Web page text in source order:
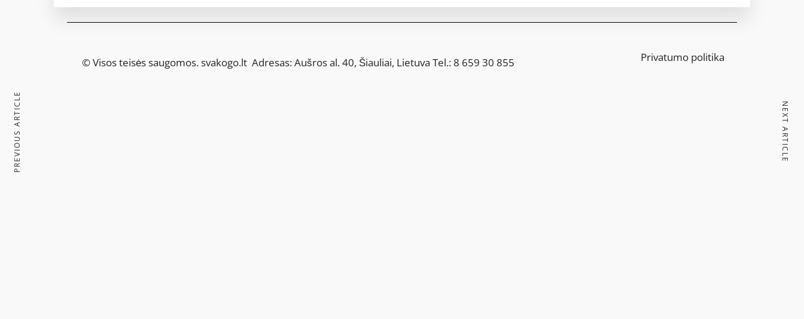
PREVIOUS ARTICLE NEXT ARTICLE
© Visos teisės saugomos.svakogo.lt Adresas: Aušros al. 40, Šiauliai, Lietuva Tel.: 8 659 30 855 Privatumo politika